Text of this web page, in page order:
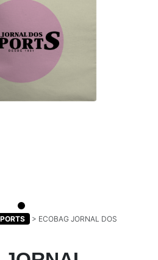
> ECOBAG JORNAL DOS